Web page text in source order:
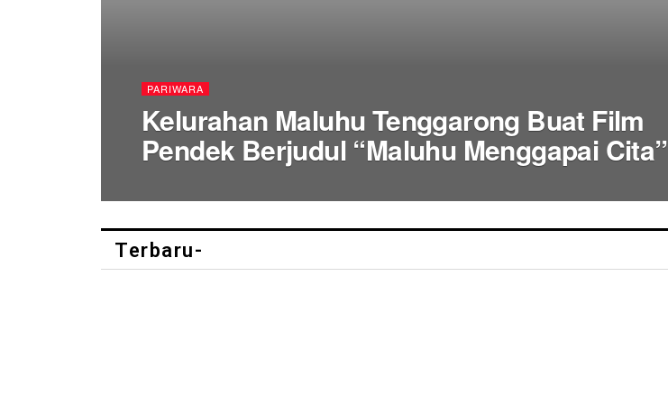
PARIWARA
Kelurahan Maluhu Tenggarong Buat Film
Pendek Berjudul “Maluhu Menggapai Cita”
Terbaru-